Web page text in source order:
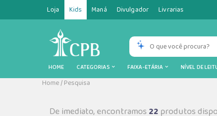
Loja Kids Maná Divulgador Livrarias
HOME CATEGORIAS FAIXA-ETÁRIA NÍVEL DE
Home/Pesquisa
De imediato, encontramos 22 produtos